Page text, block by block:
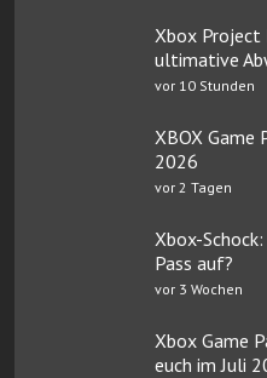
Xbox
ultimative
vor 10 Stunden
XBOX Game
2026
vor 2 Tagen
Xbox-
Pass auf?
vor 3 Wochen
Xbox Game
euch im Juli